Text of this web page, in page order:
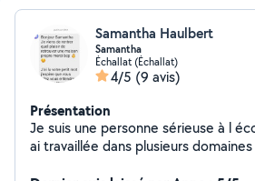
Samantha Haulbert
Samantha
Échallat (Échallat)
4/5 (9 avis)
Présentation
Je suis une personne sérieuse à l
ai travaillée dans plusieurs